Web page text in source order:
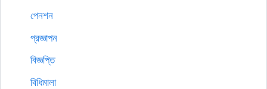
পেনশন
প্রজ্ঞাপন
বিজ্ঞপ্তি
বিধিমালা